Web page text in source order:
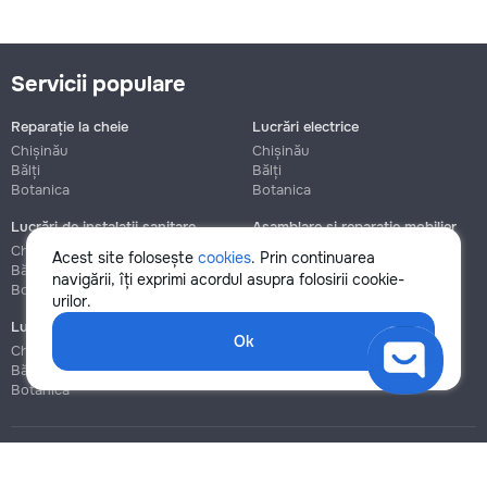
Acest site folosește cookies. Prin continuarea
navigării, îți exprimi acordul asupra folosirii cookie-
urilor.
Ok
Servicii populare
Reparație la cheie
Chișinău
Bălți
Botanica
Lucrări electrice
Chișinău
Bălți
Botanica
Lucrări de instalații sanitare
Chișinău
Bălți
Botanica
Asamblare și reparație mobilier
Chișinău
Botanica
Lucrări de construcție și instalare
Chișinău
Bălți
Botanica